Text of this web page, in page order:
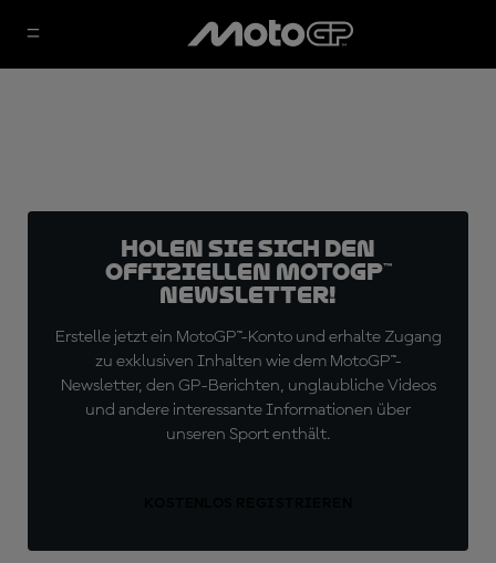
Holen Sie sich den
offiziellen MotoGP™
Newsletter!
Erstelle jetzt ein MotoGP™-Konto und erhalte Zugang
zu exklusiven Inhalten wie dem MotoGP™-
Newsletter, den GP-Berichten, unglaubliche Videos
und andere interessante Informationen über
unseren Sport enthält.